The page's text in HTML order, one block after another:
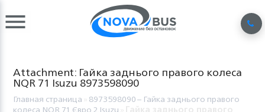
Attachment: Гайка заднього правого колеса
NQR 71 Isuzu 8973598090
Главная страница 8973598090 – Гайка заднього правого